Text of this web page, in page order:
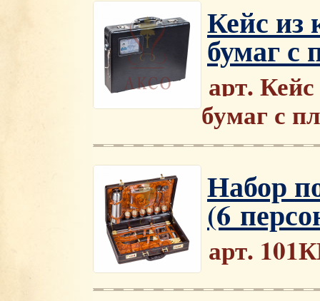
Кейс из
бумаг с
арт.
бумаг с
Набор
(6
арт.